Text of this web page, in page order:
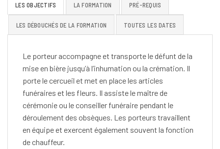
LES OBJECTIFS LA FORMATION PRÉ-REQUIS
LES DÉBOUCHÉS DE LA FORMATION TOUTES LES DATES
Le porteur accompagne et transporte le défunt de la
mise en bière jusqu’à l’inhumation ou la crémation. Il
porte le cercueil et met en place les articles
funéraires et les fleurs. Il assiste le maître de
cérémonie ou le conseiller funéraire pendant le
déroulement des obsèques. Les porteurs travaillent
en équipe et exercent également souvent la fonction
de chauffeur.